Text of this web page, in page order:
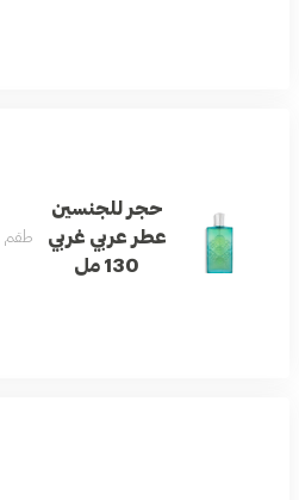
حجر للجنسين
عطر عربي غربي
130 مل
طقم